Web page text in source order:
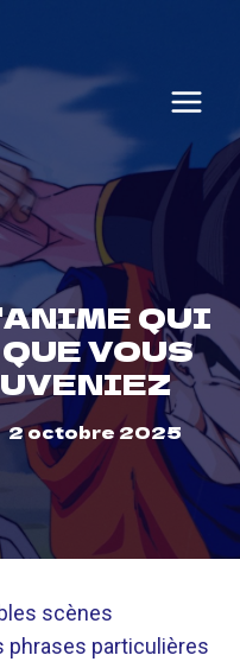
QUI
VOUS
2 octobre 2025
scènes
phrases particulières